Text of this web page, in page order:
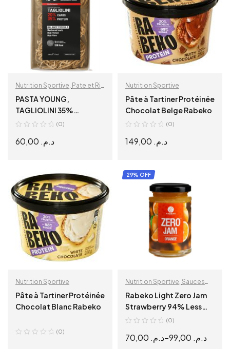
Nutrition Sportive Pate et Riz
Protéiné
PASTA YOUNG,
TAGLIOLINI 35%
PROTEIN 200G
(0)
د.م.
ADD TO CART
Nutrition Sportive
Pâte à Tartiner Protéinée
Chocolat Belge Rabeko
(0)
د.م.
ADD TO CART
Nutrition Sportive
Pâte à Tartiner Protéinée
Chocolat Blanc Rabeko
(0)
29% OFF
Nutrition Sportive Sauces
diététiques
Rabeko Light Zero Jam
Strawberry 94% Less
Sugar 230g(0)
د.م.– د.م.